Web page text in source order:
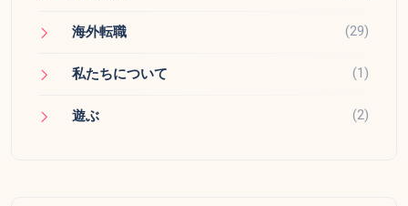
海外転職 (29)
私たちについて (1)
遊ぶ (2)